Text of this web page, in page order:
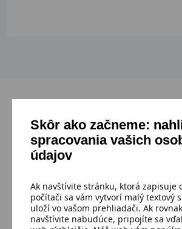
Mohlo by sa ti
Skôr ako začneme:
spracovania vašich
údajov
Ak navštívite stránku, ktorá zapisuje
počítači sa vám vytvorí malý textový
uloží vo vašom prehliadači. Ak
navštívite nabudúce, pripojíte sa